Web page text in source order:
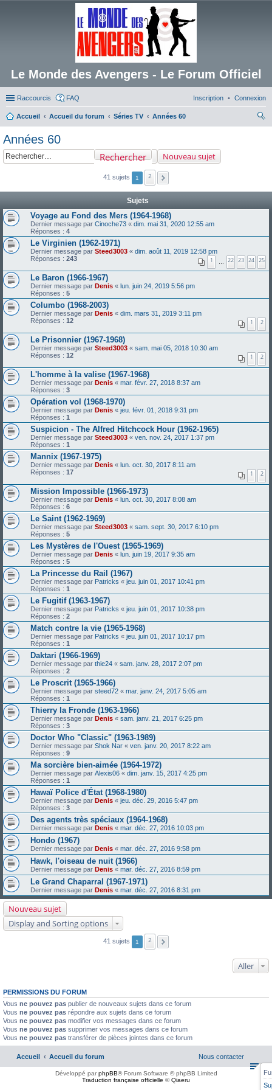
Le Monde des Avengers - Le Forum Officiel
Raccourcis FAQ Connexion
Inscription
Accueil Accueil du forum Séries TV
Années 60
Années 60
Nouveau sujet
Rechercher
41 sujets 1 2
Sujets
Voyage au Fond des Mers (1964-1968)
Dernier message par Cinoche73 « dim. mai 31, 2020 12:55 am
Réponses : 4
Le Virginien (1962-1971)
Dernier message par Steed3003 « dim. août 11, 2019 12:58 pm
Réponses : 243 1 … 22 23 24 25
Le Baron (1966-1967)
Dernier message par Denis « lun. juin 24, 2019 5:56 pm
Réponses : 5
Columbo (1968-2003)
Dernier message par Denis « dim. mars 31, 2019 3:11 pm
Réponses : 12 1 2
Le Prisonnier (1967-1968)
Dernier message par Steed3003 « sam. mai 05, 2018 10:30 am
Réponses : 12 1 2
L'homme à la valise (1967-1968)
Dernier message par Denis « mar. févr. 27, 2018 8:37 am
Réponses : 3
Opération vol (1968-1970)
Dernier message par Denis « jeu. févr. 01, 2018 9:31 pm
Réponses : 1
Suspicion - The Alfred Hitchcock Hour (1962-1965)
Dernier message par Steed3003 « ven. nov. 24, 2017 1:37 pm
Réponses : 1
Mannix (1967-1975)
Dernier message par Denis « lun. oct. 30, 2017 8:11 am
Réponses : 17 1 2
Mission Impossible (1966-1973)
Dernier message par Denis « lun. oct. 30, 2017 8:08 am
Réponses : 6
Le Saint (1962-1969)
Dernier message par Steed3003 « sam. sept. 30, 2017 6:10 pm
Réponses : 5
Les Mystères de l'Ouest (1965-1969)
Dernier message par Denis « lun. juin 19, 2017 9:35 am
Réponses : 5
La Princesse du Rail (1967)
Dernier message par Patricks « jeu. juin 01, 2017 10:41 pm
Réponses : 1
Le Fugitif (1963-1967)
Dernier message par Patricks « jeu. juin 01, 2017 10:38 pm
Réponses : 2
Match contre la vie (1965-1968)
Dernier message par Patricks « jeu. juin 01, 2017 10:17 pm
Réponses : 1
Daktari (1966-1969)
Dernier message par thie24 « sam. janv. 28, 2017 2:07 pm
Réponses : 2
Le Proscrit (1965-1966)
Dernier message par steed72 « mar. janv. 24, 2017 5:05 am
Réponses : 1
Thierry la Fronde (1963-1966)
Dernier message par Denis « sam. janv. 21, 2017 6:25 pm
Réponses : 3
Doctor Who "Classic" (1963-1989)
Dernier message par Shok Nar « ven. janv. 20, 2017 8:22 am
Réponses : 9
Ma sorcière bien-aimée (1964-1972)
Dernier message par Alexis06 « dim. janv. 15, 2017 4:25 pm
Réponses : 1
Hawaï Police d'État (1968-1980)
Dernier message par Denis « jeu. déc. 29, 2016 5:47 pm
Réponses : 3
Des agents très spéciaux (1964-1968)
Dernier message par Denis « mar. déc. 27, 2016 10:03 pm
Hondo (1967)
Dernier message par Denis « mar. déc. 27, 2016 9:58 pm
Hawk, l'oiseau de nuit (1966)
Dernier message par Denis « mar. déc. 27, 2016 8:59 pm
Le Grand Chaparral (1967-1971)
Dernier message par Denis « mar. déc. 27, 2016 8:31 pm
Nouveau sujet
Display and Sorting options
41 sujets 1 2
Aller
PERMISSIONS DU FORUM
Vous ne pouvez pas publier de nouveaux sujets dans ce forum
Vous ne pouvez pas répondre aux sujets dans ce forum
Vous ne pouvez pas modifier vos messages dans ce forum
Vous ne pouvez pas supprimer vos messages dans ce forum
Vous ne pouvez pas transférer de pièces jointes dans ce forum
Accueil Accueil du forum Nous contacter
Développé parphpBB® Forum Software © phpBB Limited
Traduction française officielle ©Qiaeru